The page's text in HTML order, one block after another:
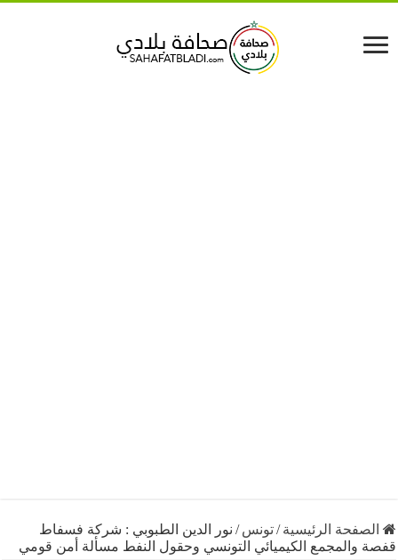
الرئيسية /تونس /نور الدين الطبوبي : شركة فسفاط
الكيميائي التونسي وحقول النفط مسألة أمن قومي